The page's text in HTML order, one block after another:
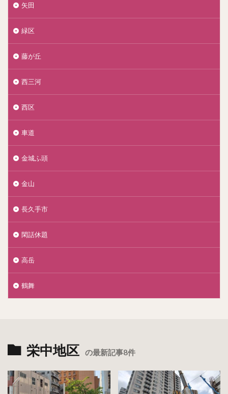
矢田
緑区
藤が丘
西三河
西区
車道
金城ふ頭
金山
長久手市
閑話休題
高岳
鶴舞
栄中地区 の最新記事8件